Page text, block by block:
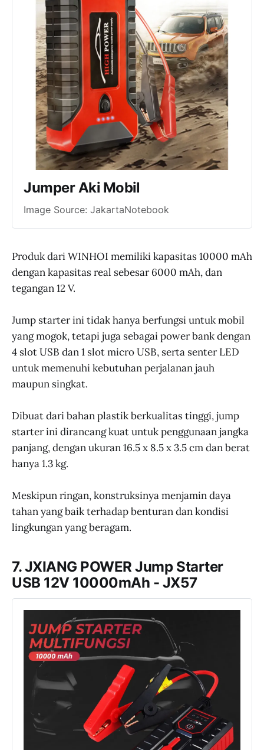
Jumper Aki Mobil
Image Source: JakartaNotebook
Produk dari WINHOI memiliki kapasitas 10000 mAh
dengan kapasitas real sebesar 6000 mAh, dan
tegangan 12 V.
Jump starter ini tidak hanya berfungsi untuk mobil
yang mogok, tetapi juga sebagai power bank dengan
4 slot USB dan 1 slot micro USB, serta senter LED
untuk memenuhi kebutuhan perjalanan jauh
maupun singkat.
Dibuat dari bahan plastik berkualitas tinggi, jump
starter ini dirancang kuat untuk penggunaan jangka
panjang, dengan ukuran 16.5 x 8.5 x 3.5 cm dan berat
hanya 1.3 kg.
Meskipun ringan, konstruksinya menjamin daya
tahan yang baik terhadap benturan dan kondisi
lingkungan yang beragam.
7. JXIANG POWER Jump Starter
USB 12V 10000mAh - JX57